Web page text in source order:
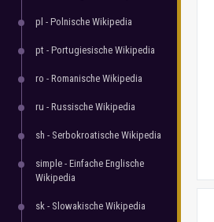
pl - Polnische Wikipedia
pt - Portugiesische Wikipedia
ro - Romanische Wikipedia
ru - Russische Wikipedia
sh - Serbokroatische Wikipedia
simple - Einfache Englische
Wikipedia
sk - Slowakische Wikipedia